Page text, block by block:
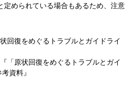
定められている場合もあるため、注意
回復をめぐるトラブルとガイドライ
「原状回復をめぐるトラブルとガイ
資料』